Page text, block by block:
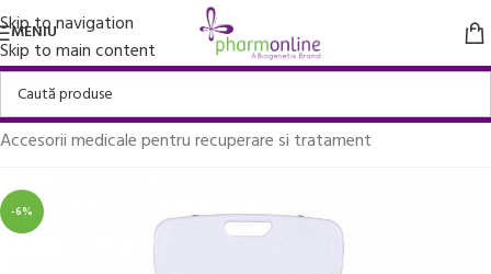
Skip to navigation
Skip to main content
MENIU
Prima pagină/Aparate medicale/
Accesorii medicale pentru recuperare si tratament
-6%